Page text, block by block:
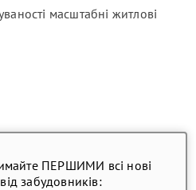
масштабні житлові
ПЕРШИМИ всі нові
забудовників: